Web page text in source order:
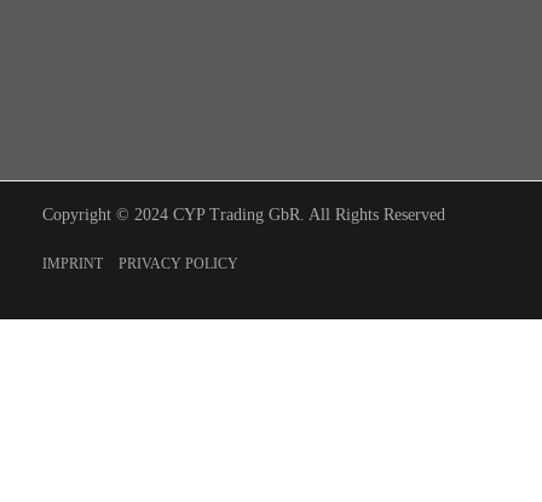
Copyright © 2024 CYP Trading GbR. All Rights Reserved
IMPRINT PRIVACY POLICY